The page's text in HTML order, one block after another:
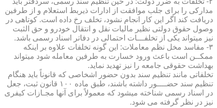
مدارکی را برای جلب موافقت از ادارات ذیربط استعلام و از طرفین
دریافت کند اگر این کار انجام نشود، تخلف رخ داده است. کوتاهی در
وصول حقوق دولتی نظیر مالیات نقل و انتقال خودرو و حق الثبت
نیز میتواند یکی از تخلفـــات احتمالی در دفاتر اسناد رسمی باشد.
۳- مفاسد مخل نظم معاملات: این گونه تخلفات علاوه بر اینکه
ممکــن است باعث ورود خسارت به طرفین معامله شود میتواند
بهداشت حقوقی جامعه را نیز تهدید نماید.
تخلفاتی مانند تنظیم سند بدون حضور اشخاصی که قانوناً باید هنگام
تنظیم سند حضــــور داشته باشند، طبق ماده ۱۰۰ قانون ثبت، جعل
در اسناد رسمی شناخته میشود که معمولاً برای آنها مجـازات کیفری
نیز در نظر گرفته می شود.